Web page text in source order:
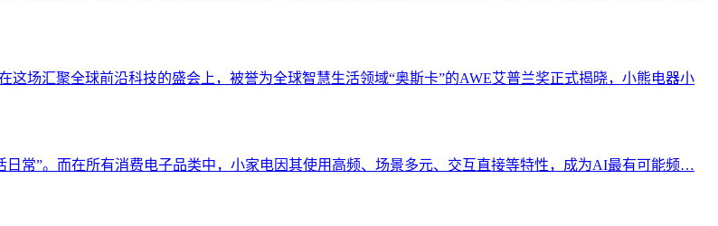
这场汇聚全球前沿科技的盛会上，被誉为全球智慧生活领域“奥斯卡”的AWE艾普兰奖正式揭晓，小熊电器小
常”。而在所有消费电子品类中，小家电因其使用高频、场景多元、交互直接等特性，成为AI最有可能频…